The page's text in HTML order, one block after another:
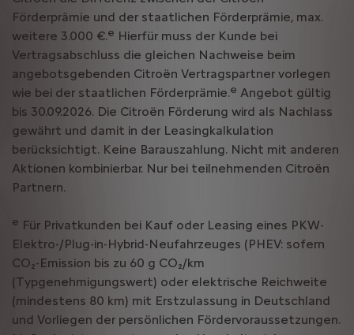
Förderprämie und der staatlichen Förderprämie, max.
weitere 3.000 €.e Hierfür muss der Kunde bei
Vertragsabschluss die gleichen Nachweise beim
angebotsgebenden Citroën Vertragspartner vorlegen
wie bei der staatlichen Förderprämie.e Angebot gültig
bis 30.09.2026. Die Citroën Förderung wird als Nachlass
gewährt und damit in der Leasingkalkulation
berücksichtigt. Keine Barauszahlung. Nicht mit anderen
Aktionen kombinierbar. Nur bei teilnehmenden Citroën
Partnern.
e Für Privatkunden bei Kauf oder Leasing eines PKW-
Elektro-/Plug-in-Hybrid-Neufahrzeuges (PHEV: sofern
CO₂-Emission bis zu 60 g CO₂/km
(Typgenehmigungswert) oder elektrische Reichweite
(mindestens 80 km) mit Erstzulassung in Deutschland
und Vorliegen der persönlichen Fördervoraussetzungen.